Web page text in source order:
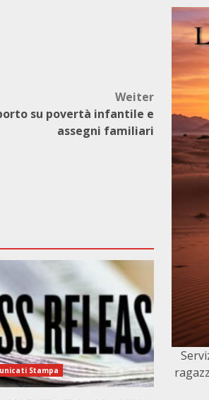
Weiter
su povertà infantile e
assegni familiari
Stampa